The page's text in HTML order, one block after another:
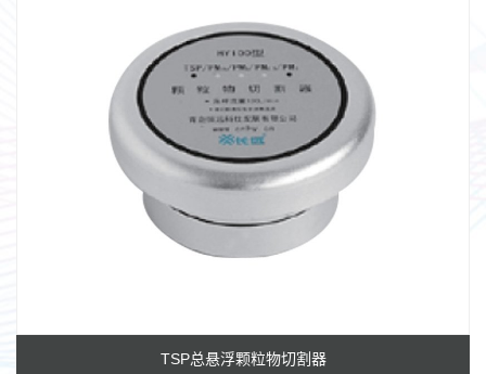
TSP总悬浮颗粒物切割器